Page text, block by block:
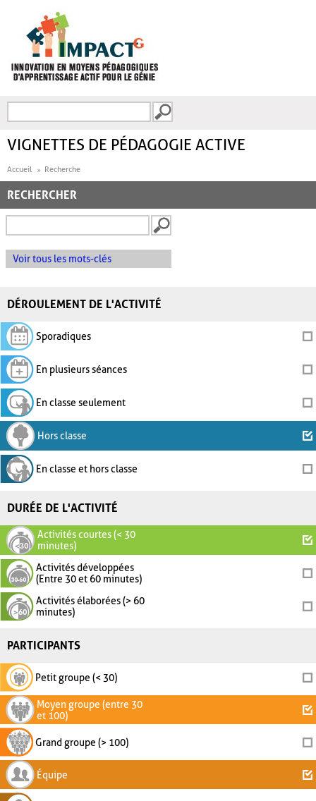
FORMULAIRE DE
VIGNETTES DE PÉDAGOGIE ACTIVE
Accueil Recherche
RECHERCHER
Voir tous les mots-clés
DÉROULEMENT DE L'ACTIVITÉ
Sporadiques
En plusieurs séances
En classe seulement
Hors classe
En classe et hors classe
DURÉE DE L'ACTIVITÉ
Activités courtes (< 30
minutes)
Activités développées
(Entre 30 et 60 minutes)
Activités élaborées (> 60
minutes)
PARTICIPANTS
Petit groupe (< 30)
Moyen groupe (entre 30
et 100)
Grand groupe (> 100)
Équipe